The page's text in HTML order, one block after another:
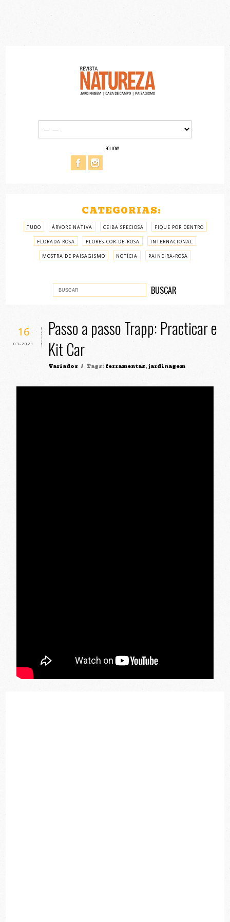
FOLLOW
CATEGORIAS:
TUDO ÁRVORE NATIVA CEIBA SPECIOSA FIQUE POR DENTRO
FLORADA ROSA FLORES-COR-DE-ROSA INTERNACIONAL
MOSTRA DE PAISAGISMO NOTÍCIA PAINEIRA-ROSA
16
03-2021
Passo a passo Trapp: Practicar e
Kit Car
Variados / Tags: ferramentas,jardinagem